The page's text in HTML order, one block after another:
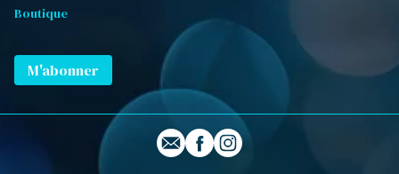
Boutique
M'abonner
E-mailProfil Facebook
Profil Instagram